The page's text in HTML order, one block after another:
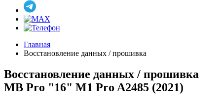
Главная
Восстановление данных / прошивка
Восстановление данных / прошивка
MB Pro "16" M1 Pro A2485 (2021)